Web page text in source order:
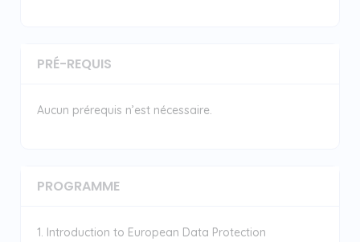
PRÉ-REQUIS
Aucun prérequis n’est nécessaire.
PROGRAMME
1. Introduction to European Data Protection